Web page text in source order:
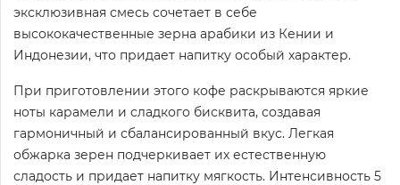
эксклюзивная смесь сочетает в себе
высококачественные зерна арабики из Кении и
Индонезии, что придает напитку особый характер.
При приготовлении этого кофе раскрываются яркие
ноты карамели и сладкого бисквита, создавая
гармоничный и сбалансированный вкус. Легкая
обжарка зерен подчеркивает их естественную
сладость и придает напитку мягкость. Интенсивность 5